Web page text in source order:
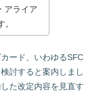
アライア
ード、いわゆるSFC
討すると案内しまし
た改定内容を見直す